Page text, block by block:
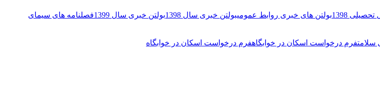
1398 بولتن های خبری روابط عمومیبولتن خبری سال 1398 بولتن خبری سال 1399
فصلنامه های سیمای
سلامتفرم درخواست اسکان در خوابگاهفرم درخواست اسکان در خوابگاه